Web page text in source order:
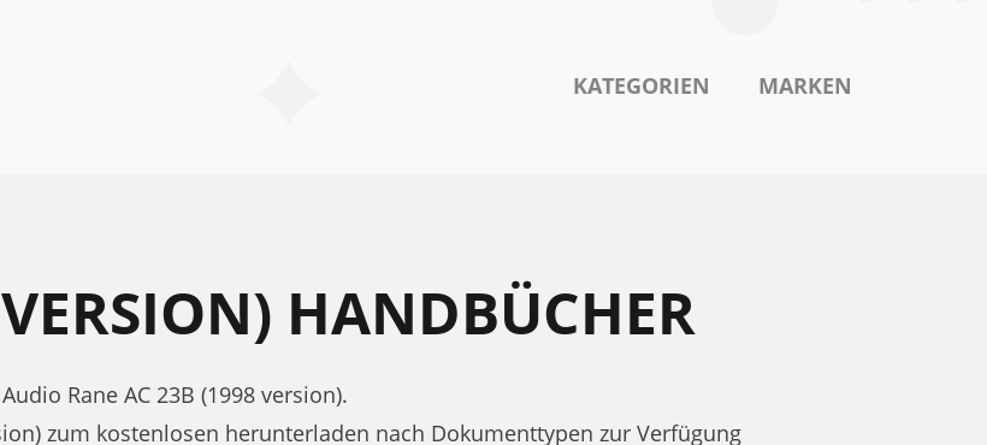
KATEGORIEN MARKEN
HANDBÜCHER
Rane AC 23B (1998 version).
zum kostenlosen herunterladen nach Dokumenttypen zur Verfügung